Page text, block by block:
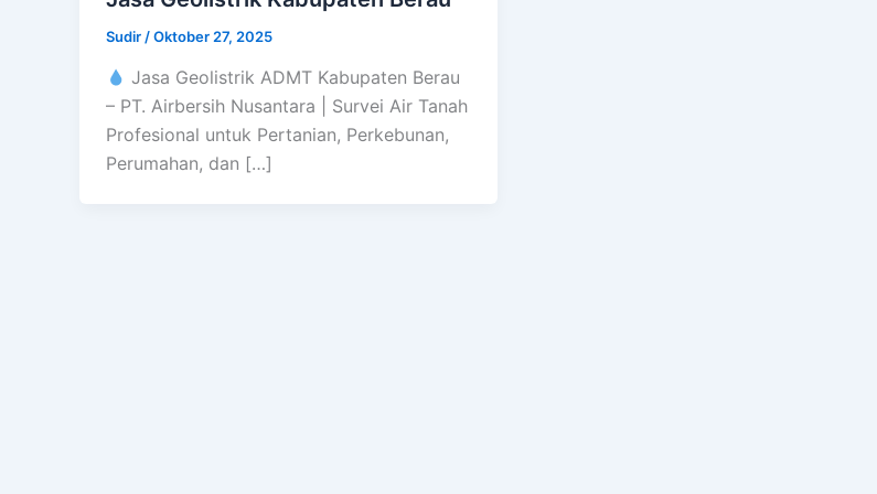
Sudir /Oktober 27, 2025
Jasa Geolistrik ADMT Kabupaten Berau
– PT. Airbersih Nusantara | Survei Air Tanah
Profesional untuk Pertanian, Perkebunan,
Perumahan, dan […]